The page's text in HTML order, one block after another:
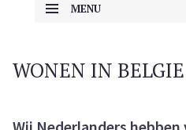
MENU
WONEN IN BELGIE